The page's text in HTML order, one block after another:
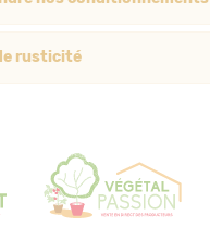
rusticité